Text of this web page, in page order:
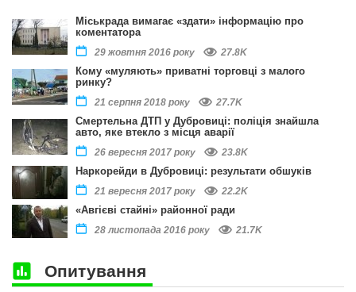
Міськрада вимагає «здати» інформацію про
коментатора
29 жовтня 2016 року 27.8K
Кому «муляють» приватні торговці з малого
ринку?
21 серпня 2018 року 27.7K
Смертельна ДТП у Дубровиці: поліція знайшла
авто, яке втекло з місця аварії
26 вересня 2017 року 23.8K
Наркорейди в Дубровиці: результати обшуків
21 вересня 2017 року 22.2K
«Авгієві стайні» районної ради
28 листопада 2016 року 21.7K
Опитування